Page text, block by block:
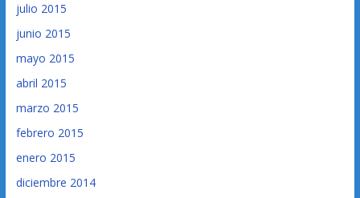
julio 2015
junio 2015
mayo 2015
abril 2015
marzo 2015
febrero 2015
enero 2015
diciembre 2014